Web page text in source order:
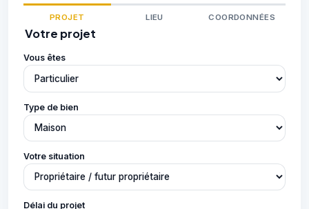
PROJET LIEU COORDONNÉES
Votre projet
Vous êtes
Type de bien
Votre situation
Délai du projet